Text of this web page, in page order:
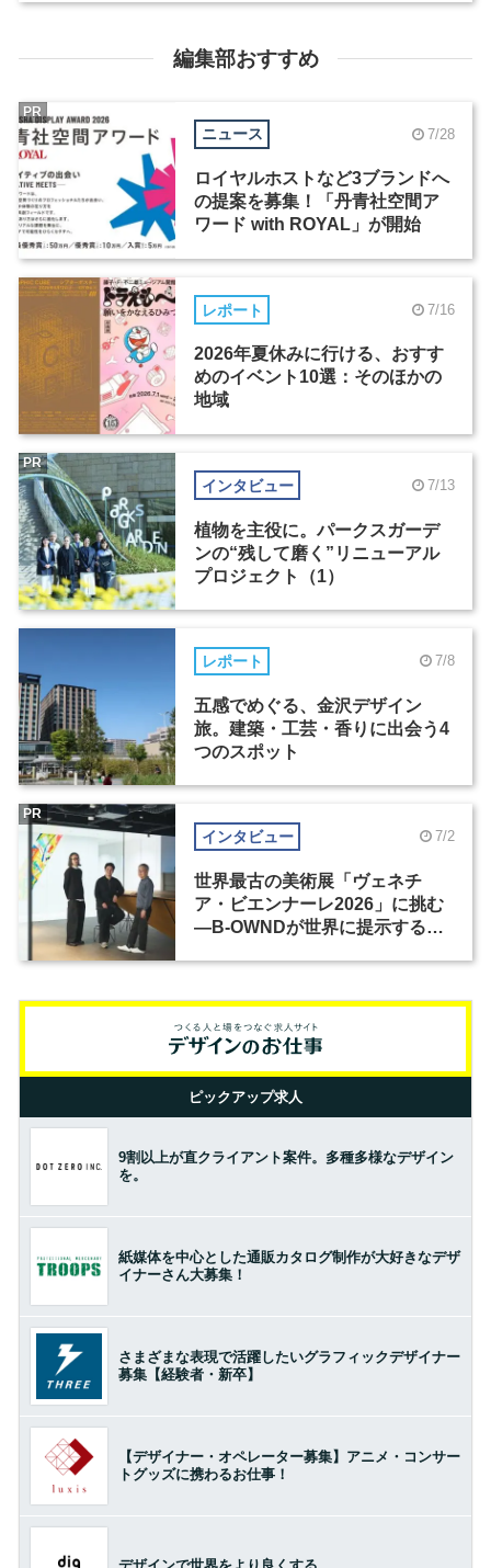
編集部おすすめ
ニュース 7/28
ロイヤルホストなど3ブランドへ
の提案を募集！「丹青社空間ア
ワード with ROYAL」が開始
PR
レポート 7/16
2026年夏休みに行ける、おすす
めのイベント10選：そのほかの
地域
インタビュー 7/13
植物を主役に。パークスガーデ
ンの“残して磨く”リニューアル
プロジェクト（1）
PR
レポート 7/8
五感でめぐる、金沢デザイン
旅。建築・工芸・香りに出会う4
つのスポット
インタビュー 7/2
世界最古の美術展「ヴェネチ
ア・ビエンナーレ2026」に挑む
―B-OWNDが世界に提示する美
PR
ピックアップ求人
9割以上が直クライアント案件。多種多様なデザイン
を。
紙媒体を中心とした通販カタログ制作が大好きなデザ
イナーさん大募集！
さまざまな表現で活躍したいグラフィックデザイナー
募集【経験者・新卒】
【デザイナー・オペレーター募集】アニメ・コンサー
トグッズに携わるお仕事！